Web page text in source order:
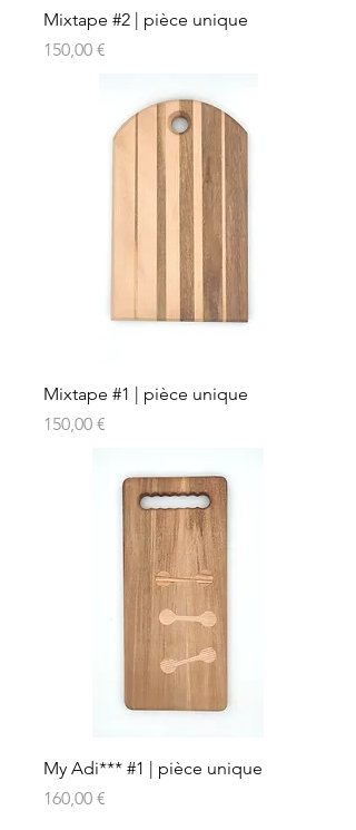
Mixtape #2 | pièce unique
Prix
150,00 €
Mixtape #1 | pièce unique
Prix
150,00 €
My Adi*** #1 | pièce unique
Prix
160,00 €